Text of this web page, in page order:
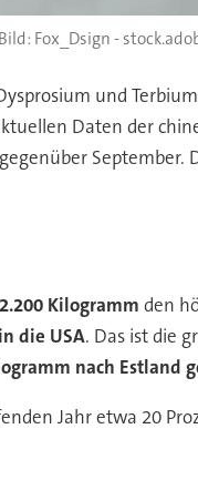
Fox_Dsign -
und
Daten der
September.
Kilogramm den
die USA. Das ist die
nach Estland
Jahr etwa 20